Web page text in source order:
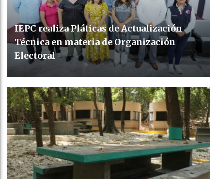
IEPC realiza Pláticas de Actualización
Técnica en materia de Organización
Electoral